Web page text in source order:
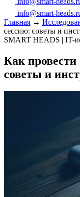
info@smart-
Главная →
сессию: советы и
SMART HEADS | IT-
Как провести
советы и